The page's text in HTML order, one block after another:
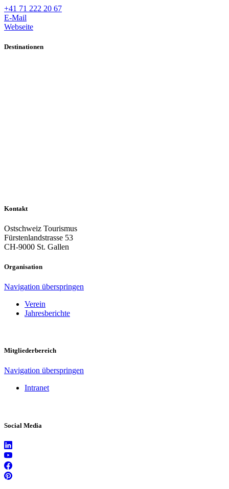
+41 71 222 20 67
E-Mail
Webseite
Destinationen
Kontakt
Ostschweiz Tourismus
Fürstenlandstrasse 53
CH-9000 St. Gallen
Organisation
Navigation überspringen
Verein
Jahresberichte
Mitgliederbereich
Navigation überspringen
Intranet
Social Media